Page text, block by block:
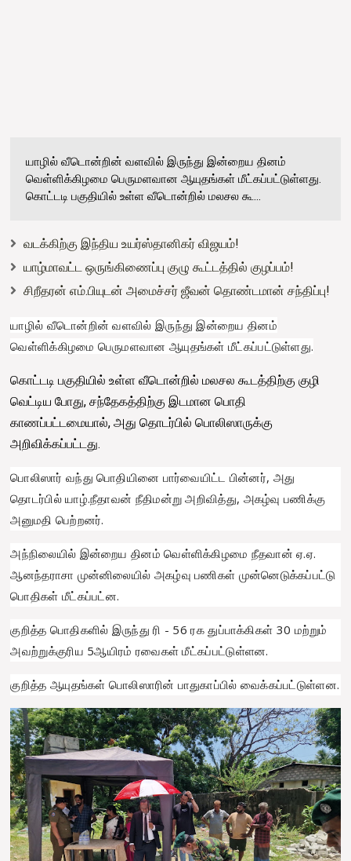
யாழில் வீடொன்றின் வளவில் இருந்து இன்றைய தினம்
வெள்ளிக்கிழமை பெருமளவான ஆயுதங்கள் மீட்கப்பட்டுள்ளது.
கொட்டடி பகுதியில் உள்ள வீடொன்றில் மலசல கூ...
வடக்கிற்கு இந்திய உயர்ஸ்தானிகர் விஜயம்!
யாழ்மாவட்ட ஒருங்கிணைப்பு குழு கூட்டத்தில் குழப்பம்!
சிறீதரன் எம்.பியுடன் அமைச்சர் ஜீவன் தொண்டமான் சந்திப்பு!
யாழில் வீடொன்றின் வளவில் இருந்து இன்றைய தினம்
வெள்ளிக்கிழமை பெருமளவான ஆயுதங்கள் மீட்கப்பட்டுள்ளது.
கொட்டடி பகுதியில் உள்ள வீடொன்றில் மலசல கூடத்திற்கு குழி
வெட்டிய போது, சந்தேகத்திற்கு இடமான பொதி
காணப்பட்டமையால், அது தொடர்பில் பொலிஸாருக்கு
அறிவிக்கப்பட்டது.
பொலிஸார் வந்து பொதியினை பார்வையிட்ட பின்னர், அது
தொடர்பில் யாழ்.நீதாவன் நீதிமன்று அறிவித்து, அகழ்வு பணிக்கு
அனுமதி பெற்றனர்.
அந்நிலையில் இன்றைய தினம் வெள்ளிக்கிழமை நீதவான் ஏ.ஏ.
ஆனந்தராசா முன்னிலையில் அகழ்வு பணிகள் முன்னெடுக்கப்பட்டு
பொதிகள் மீட்கப்பட்ன.
குறித்த பொதிகளில் இருந்து ரி - 56 ரக துப்பாக்கிகள் 30 மற்றும்
அவற்றுக்குரிய 5ஆயிரம் ரவைகள் மீட்கப்பட்டுள்ளன.
குறித்த ஆயுதங்கள் பொலிஸாரின் பாதுகாப்பில் வைக்கப்பட்டுள்ளன.